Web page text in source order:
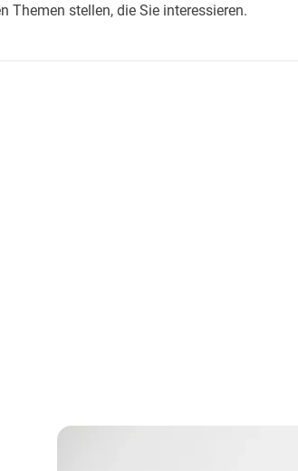
Themen stellen, die Sie interessieren.